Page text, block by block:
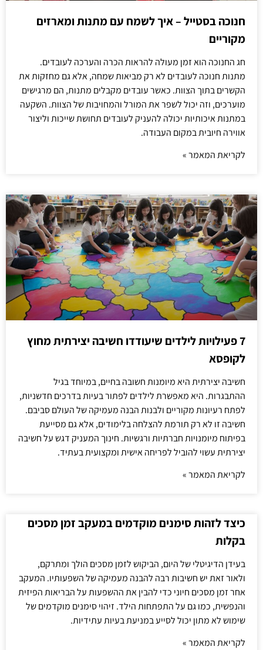
חנוכה בסטייל – איך לשמח עם מתנות ומארזים
מקוריים
חג החנוכה הוא זמן מעולה להראות הכרה והערכה לעובדים.
מתנות חנוכה לעובדים לא רק מביאות שמחה, אלא גם מחזקות את
הקשרים בתוך הצוות. כאשר עובדים מקבלים מתנות, הם מרגישים
מוערכים, וזה יכול לשפר את המורל והמחויבות של הצוות. השקעה
במתנות איכותיות יכולה להעניק לעובדים תחושת שייכות וליצור
אווירה חיובית במקום העבודה.
לקריאת המאמר »
7 פעילויות לילדים שיעודדו חשיבה יצירתית מחוץ
לקופסא
חשיבה יצירתית היא מיומנות חשובה בחיים, במיוחד בגיל
ההתבגרות. היא מאפשרת לילדים לפתור בעיות בדרכים חדשניות,
לפתח רעיונות מקוריים ולבנות הבנה מעמיקה של העולם סביבם.
חשיבה זו לא רק תורמת להצלחה בלימודים, אלא גם מסייעת
בפיתוח מיומנויות חברתיות ורגשיות. חינוך המעניק דגש על חשיבה
יצירתית עשוי להוביל לפריחה אישית ומקצועית בעתיד.
לקריאת המאמר »
כיצד לזהות סימנים מוקדמים במעקב זמן מסכים
בקלות
בעידן הדיגיטלי של היום, הביקוש לזמן מסכים הולך ומתרקם,
ולאור זאת יש חשיבות רבה להבנה מעמיקה של השפעותיו. המעקב
אחר זמן מסכים חיוני כדי להבין את ההשפעות על הבריאות הפיזית
והנפשית, כמו גם על התפתחות הילד. זיהוי סימנים מוקדמים של
שימוש לא מתון יכול לסייע במניעת בעיות עתידיות.
לקריאת המאמר »